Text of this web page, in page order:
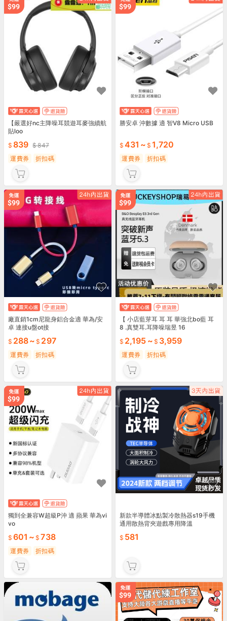
【嚴選好nc主降噪耳競遊耳麥強續航
貼loo
839
847
運費券
折扣碼
勝安卓 沖數據 適 智V8 Micro USB
431 ~ 1,720
運費券 折扣碼
廠直銷1cm尼龍身鋁合金適 華為/安
卓 連接u盤ot接
288~ 297
運費券 折扣碼
【 小店藍芽耳 耳 耳 華強北bo藍 耳
8 .真雙耳.耳降噪瑞昱 16
2,195 ~ 3,959
運費券 折扣碼
獨到全兼容W超級P沖 適 蘋果 華為vi
vo
601 ~ 738
運費券 折扣碼
新款半導體冰點製冷散熱器s19手機
通用散熱背夾遊戲專用降溫
581